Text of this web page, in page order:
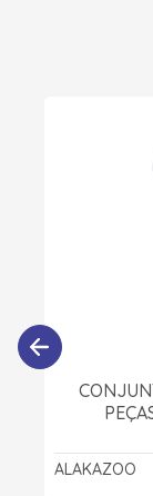
ALAKAZOO